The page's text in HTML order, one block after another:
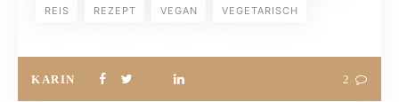
REIS REZEPT VEGAN VEGETARISCH
KARIN 2